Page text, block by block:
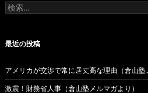
稿
検
索:
最近の投稿
アメリカが交渉で常に居丈高な理由（倉山塾
激震！財務省人事（倉山塾メルマガより）